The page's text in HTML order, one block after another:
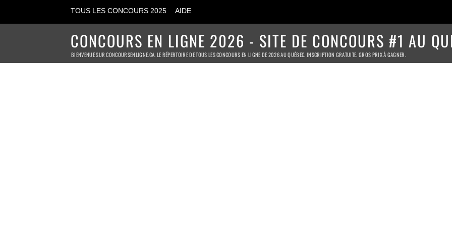
TOUS LES CONCOURS 2025 AIDE
CONCOURS EN LIGNE 2026 - SITE DE CONCOURS #1 AU
BIENVENUE SUR CONCOURSENLIGNE.CA. LE RÉPERTOIRE DE TOUS LES CONCOURS EN LIGNE DE 2026 AU QUÉBEC. INSCRIPTION GRATUITE. GROS PRIX À GAGNER.